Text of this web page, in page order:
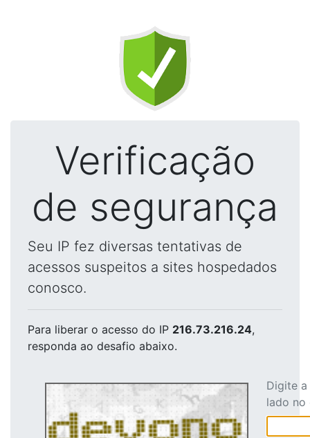
Verificação
de segurança
Seu IP fez diversas tentativas de
acessos suspeitos a sites hospedados
conosco.
Para liberar o acesso do IP 216.73.216.24,
responda ao desafio abaixo.
Digite
lado no